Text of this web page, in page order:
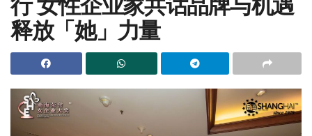
释放「她」力量